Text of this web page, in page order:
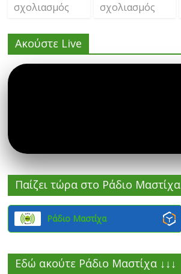
σχολιασμός
σχολιασμός
Ακούστε Live
Παίζει τώρα στο Ράδιο Μαστίχα
Ράδιο Μαστίχα
Εδώ ακούτε Ράδιο Μαστίχα ↓↓↓